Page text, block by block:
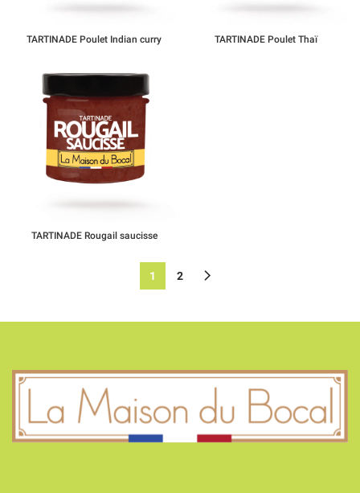
TARTINADE Poulet Indian curry TARTINADE Poulet Thaï
TARTINADE Rougail saucisse
1 2